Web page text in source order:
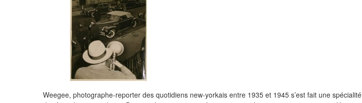
Weegee, photographe-reporter des quotidiens new-yorkais entre 1935 et 1945 s’est fait une spécialité